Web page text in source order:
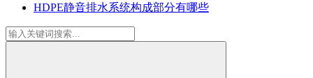
HDPE静音排水系统构成部分有哪些